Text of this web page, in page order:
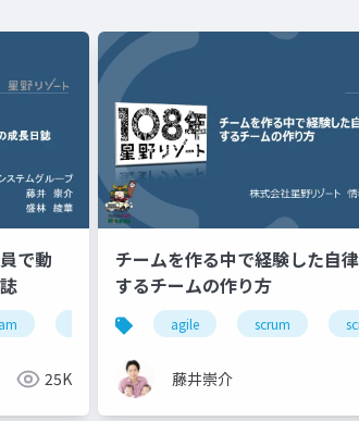
で動
engineer
25K
チームを作る中で経験した自
するチームの作り方
agile scrum
藤井崇介